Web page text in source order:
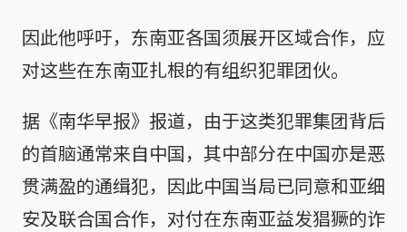
因此他呼吁，东南亚各国须展开区域合作，应
对这些在东南亚扎根的有组织犯罪团伙。
据《南华早报》报道，由于这类犯罪集团背后
的首脑通常来自中国，其中部分在中国亦是恶
贯满盈的通缉犯，因此中国当局已同意和亚细
安及联合国合作，对付在东南亚益发猖獗的诈